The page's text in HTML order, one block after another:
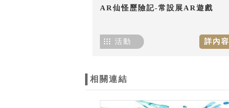
AR仙怪歷險記-常設展AR遊戲
詳內容
活動
相關連結